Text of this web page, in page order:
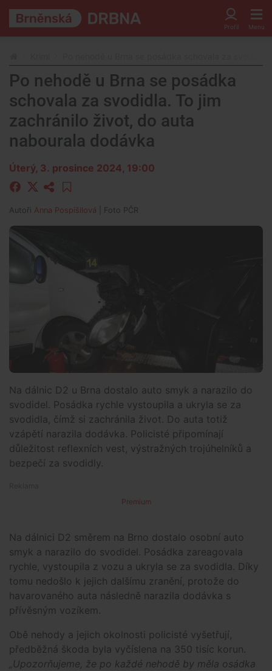
Po nehodě u Brna se posádka
schovala za svodidla. To jim
zachránilo život, do auta
nabourala dodávka
Úterý, 3. prosince 2024, 19:00
Autoři Anna Pospíšilová | Foto PČR
Na dálnic D2 u Brna dostalo auto smyk a narazilo do
svodidel. Posádka rychle vystoupila a ukryla se za
svodidla, čímž si zachránila život. Do auta totiž
vzápětí narazila dodávka. Policisté připomínají
důležitost reflexních vest, výstražných trojúhelníků a
bezpečí za svodidly.
Premium
Na dálnici D2 směrem na Brno dostalo osobní auto
smyk a narazilo do svodidel. Posádka zareagovala
rychle, vystoupila z vozu a ukryla se za svodidla. Díky
tomu nedošlo k jejich dalšímu zranění, protože do
havarovaného auta následně narazila dodávka s
přívěsným vozíkem.
Obě nehody a jejich okolnosti policisté vyšetřují,
předběžná škoda byla vyčíslena na 350 tisíc korun.
„Upozorňujeme, že po každé nehodě by měla osádka